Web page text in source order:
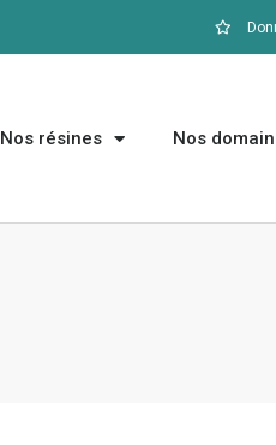
Nos résines Nos